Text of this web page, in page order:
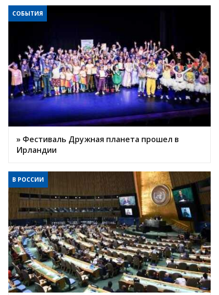
СОБЫТИЯ
» Фестиваль Дружная планета прошел в
Ирландии
В РОССИИ